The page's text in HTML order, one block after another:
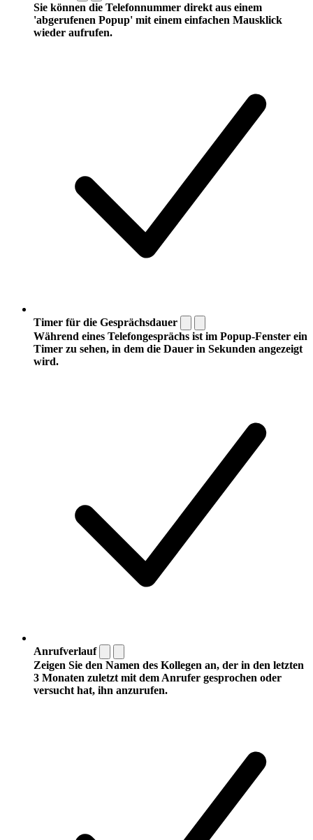
Sie können die Telefonnummer direkt aus einem
'abgerufenen Popup' mit einem einfachen Mausklick
wieder aufrufen.
Timer für die Gesprächsdauer
Während eines Telefongesprächs ist im Popup-Fenster ein
Timer zu sehen, in dem die Dauer in Sekunden angezeigt
wird.
Anrufverlauf
Zeigen Sie den Namen des Kollegen an, der in den letzten
3 Monaten zuletzt mit dem Anrufer gesprochen oder
versucht hat, ihn anzurufen.